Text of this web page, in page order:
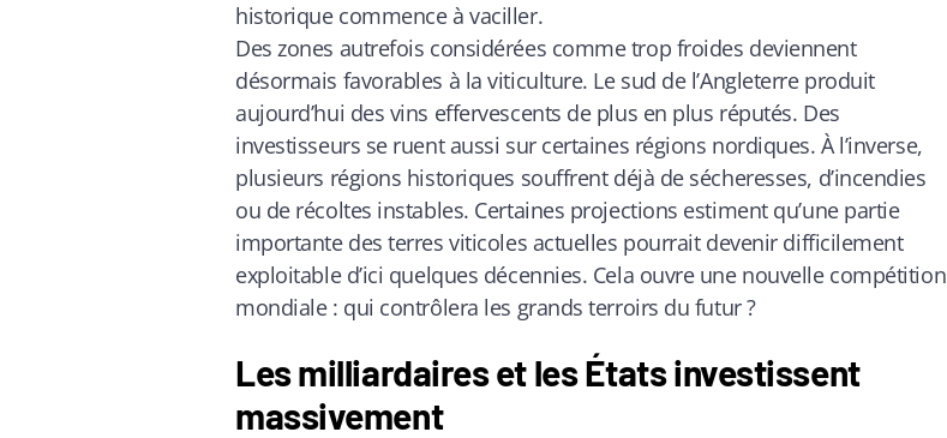
historique commence à vaciller.
Des zones autrefois considérées comme trop froides deviennent
désormais favorables à la viticulture. Le sud de l’Angleterre produit
aujourd’hui des vins effervescents de plus en plus réputés. Des
investisseurs se ruent aussi sur certaines régions nordiques. À l’inverse,
plusieurs régions historiques souffrent déjà de sécheresses, d’incendies
ou de récoltes instables. Certaines projections estiment qu’une partie
importante des terres viticoles actuelles pourrait devenir difficilement
exploitable d’ici quelques décennies. Cela ouvre une nouvelle compétition
mondiale : qui contrôlera les grands terroirs du futur ?
Les milliardaires et les États investissent
massivement